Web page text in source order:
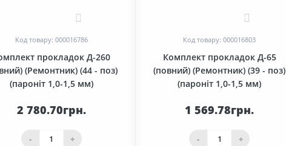
Код товару: 000016786
прокладок Д-260
(Ремонтник) (44 - поз)
(пароніт 1,0-1,5 мм)
2 780.70грн.
- +
Код товару: 000016803
Комплект прокладок Д-65
(повний) (Ремонтник) (39 - поз)
(пароніт 1,0-1,5 мм)
1 569.78грн.
- +